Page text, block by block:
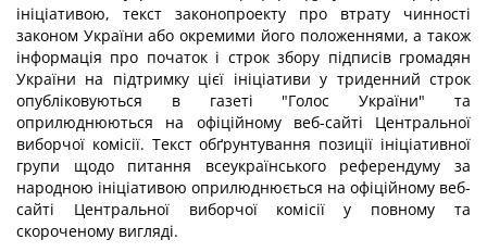
ініціативою, текст законопроекту про втрату чинності
законом України або окремими його положеннями, а також
інформація про початок і строк збору підписів громадян
України на підтримку цієї ініціативи у триденний строк
опубліковуються в газеті "Голос України" та
оприлюднюються на офіційному веб-сайті Центральної
виборчої комісії. Текст обґрунтування позиції ініціативної
групи щодо питання всеукраїнського референдуму за
народною ініціативою оприлюднюється на офіційному веб-
сайті Центральної виборчої комісії у повному та
скороченому вигляді.